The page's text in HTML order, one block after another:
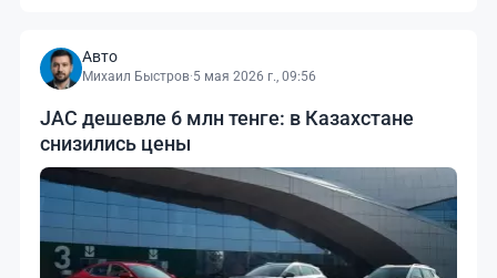
Авто
Михаил Быстров·5 мая 2026 г., 09:56
JAC дешевле 6 млн тенге: в Казахстане
снизились цены